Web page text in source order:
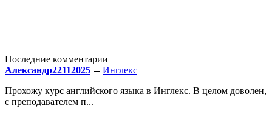
Последние комментарии
Александр22112025
Инглекс
Прохожу курс английского языка в Инглекс. В целом доволен,
с преподавателем п...